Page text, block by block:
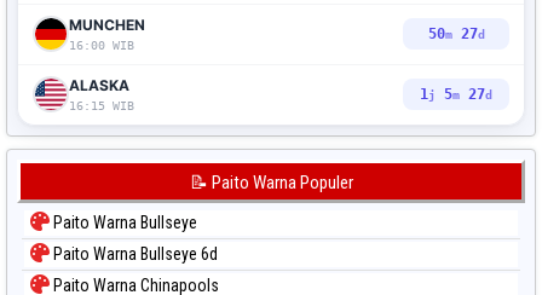
MUNCHEN
16:00 WIB
50m25d
ALASKA
16:15 WIB
1j 5m 25d
📝 Paito Warna Populer
Paito Warna Bullseye
Paito Warna Bullseye 6d
Paito Warna Chinapools